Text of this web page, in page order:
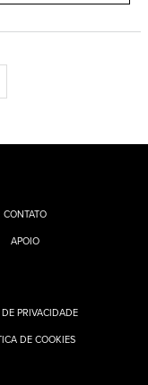
CONTATO
APOIO
PRIVACIDADE
DE COOKIES